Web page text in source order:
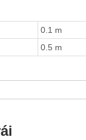
0.1 m
0.5 m